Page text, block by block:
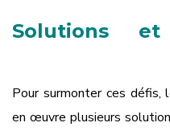
2. Solutions
Pour surmonter ces
en œuvre plusieurs